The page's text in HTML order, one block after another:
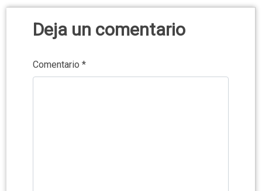
Deja un comentario
Comentario *